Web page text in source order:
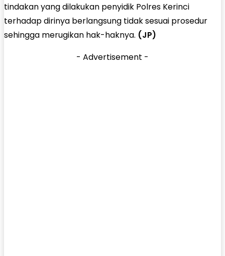
tindakan yang dilakukan penyidik Polres Kerinci
terhadap dirinya berlangsung tidak sesuai prosedur
sehingga merugikan hak-haknya. (JP)
- Advertisement -